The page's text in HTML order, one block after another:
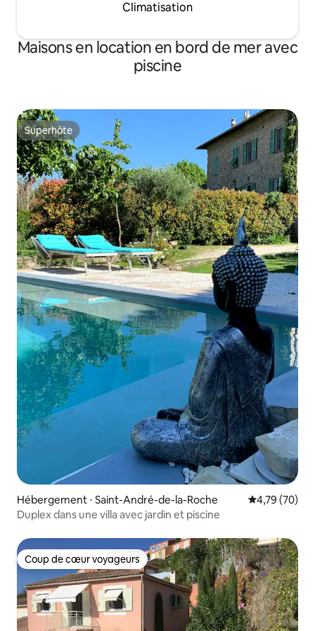
Climatisation
Maisons en location en bord de mer avec
piscine
Superhôte
Superhôte
Hébergement ⋅ Saint-André-de-la-Roche Évaluation
4,79 (70)
Duplex dans une villa avec jardin et piscine
Coup de cœur voyageurs
Coup de cœur voyageurs